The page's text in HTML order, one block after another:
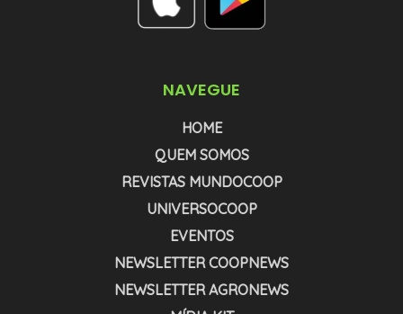
NAVEGUE
HOME
QUEM SOMOS
REVISTAS MUNDOCOOP
UNIVERSOCOOP
EVENTOS
NEWSLETTER COOPNEWS
NEWSLETTER AGRONEWS